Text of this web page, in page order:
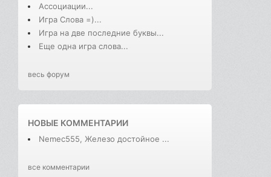
Ассоциации...
Игра Слова =)...
Игра на две последние буквы...
Еще одна игра слова...
весь форум
НОВЫЕ КОММЕНТАРИИ
Nemec555, Железо достойное ...
все комментарии